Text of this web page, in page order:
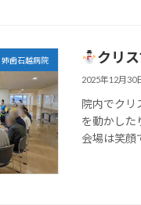
姉歯石越病院 クリス
2025年12月30
院内でクリ
を動かした
会場は笑顔